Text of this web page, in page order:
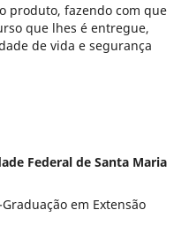
produto, fazendo com que
que lhes é entregue,
de vida e segurança
Federal de Santa Maria
em Extensão